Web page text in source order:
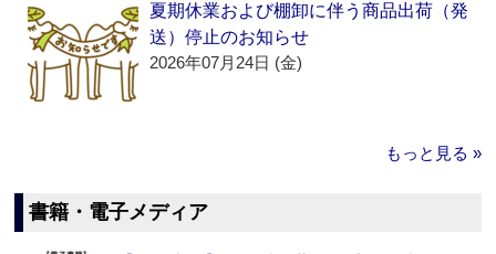
夏期休業および棚卸に伴う商品出荷（発
送）停止のお知らせ
2026年07月24日 (金)
もっと見る »
書籍・電子メディア